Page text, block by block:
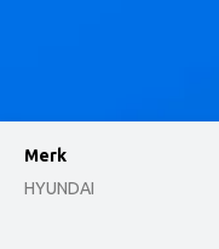
Merk
HYUNDAI